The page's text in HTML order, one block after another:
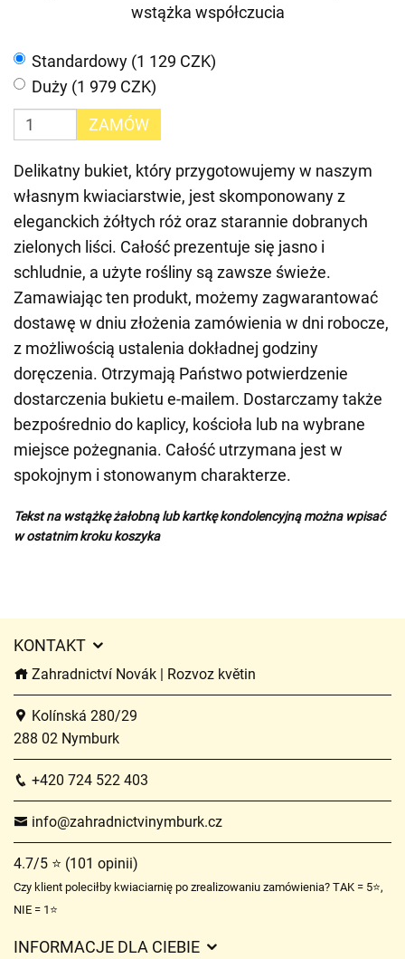
wstążka współczucia
Standardowy (1 129 CZK)
Duży (1 979 CZK)
ZAMÓW
Delikatny bukiet, który przygotowujemy w naszym
własnym kwiaciarstwie, jest skomponowany z
eleganckich żółtych róż oraz starannie dobranych
zielonych liści. Całość prezentuje się jasno i
schludnie, a użyte rośliny są zawsze świeże.
Zamawiając ten produkt, możemy zagwarantować
dostawę w dniu złożenia zamówienia w dni robocze,
z możliwością ustalenia dokładnej godziny
doręczenia. Otrzymają Państwo potwierdzenie
dostarczenia bukietu e-mailem. Dostarczamy także
bezpośrednio do kaplicy, kościoła lub na wybrane
miejsce pożegnania. Całość utrzymana jest w
spokojnym i stonowanym charakterze.
Tekst na wstążkę żałobną lub kartkę kondolencyjną można wpisać
w ostatnim kroku koszyka
KONTAKT
Zahradnictví Novák | Rozvoz květin
Kolínská 280/29
288 02 Nymburk
+420 724 522 403
info@zahradnictvinymburk.cz
4.7/5 ⭐ (101 opinii)
Czy klient poleciłby kwiaciarnię po zrealizowaniu zamówienia? TAK = 5⭐,
NIE = 1⭐
INFORMACJE DLA CIEBIE